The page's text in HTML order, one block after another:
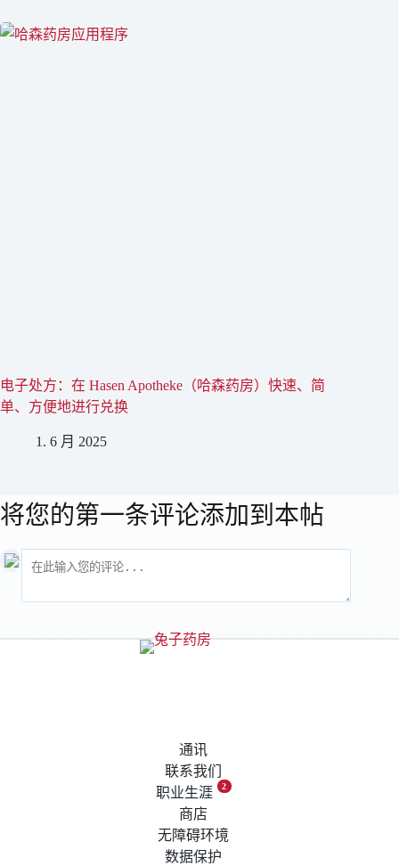
电子处方：在 Hasen Apotheke（哈森药房）快速、简
单、方便地进行兑换
1. 6 月 2025
将您的第一条评论添加到本帖
通讯
联系我们
职业生涯
2
商店
无障碍环境
数据保护